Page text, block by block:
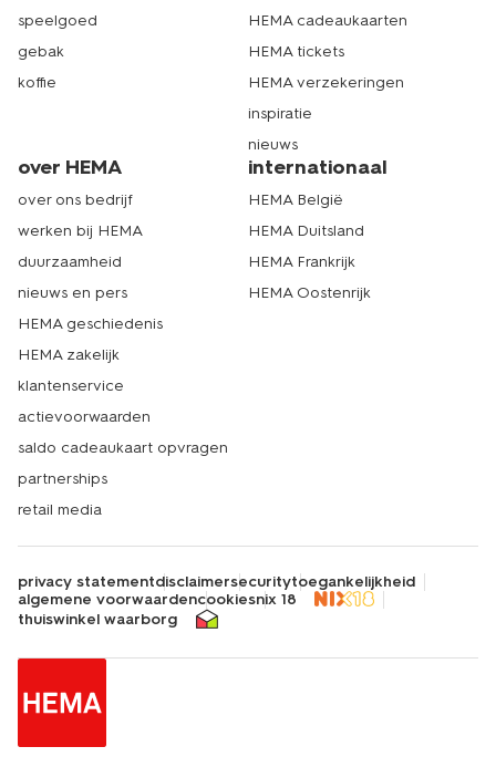
speelgoed
gebak
koffie
HEMA cadeaukaarten
HEMA tickets
HEMA verzekeringen
inspiratie
nieuws
over HEMA
over ons bedrijf
werken bij HEMA
duurzaamheid
nieuws en pers
HEMA geschiedenis
HEMA zakelijk
klantenservice
actievoorwaarden
saldo cadeaukaart opvragen
partnerships
retail media
internationaal
HEMA België
HEMA Duitsland
HEMA Frankrijk
HEMA Oostenrijk
privacy statementdisclaimersecuritytoegankelijkheid
algemene voorwaardencookiesnix 18
thuiswinkel waarborg